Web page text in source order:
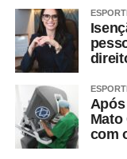
COMENTE ABAIXO:
Mato
com